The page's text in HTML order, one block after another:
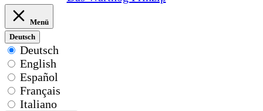
Menü
Deutsch
Deutsch
English
Español
Français
Italiano